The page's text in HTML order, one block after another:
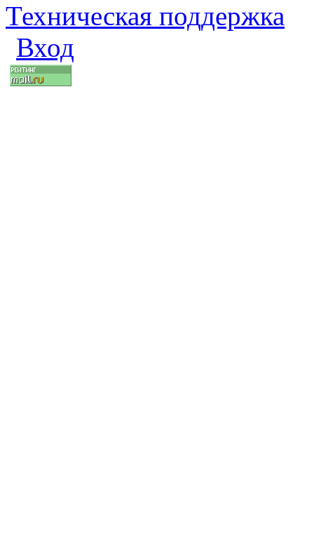
Техническая поддержка
Вход